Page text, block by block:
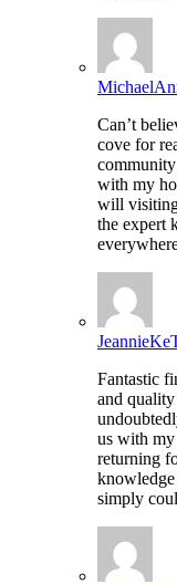
Can’t
cove for
with my
will
the expert
Fantastic
and
us with my
returning
knowledge
simply